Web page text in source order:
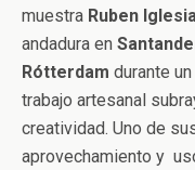
muestra Ruben
andadura en
Rótterdam durante
trabajo artesanal
creatividad. Uno de
aprovechamiento y